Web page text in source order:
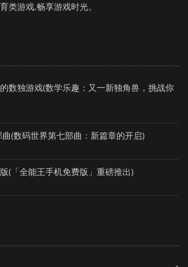
类游戏,畅享游戏时光。
数独游戏(数学乐趣：又一新独角兽，挑战你
(数码世界第七部曲：新篇章的开启)
(「全能王手机免费版」重磅推出)